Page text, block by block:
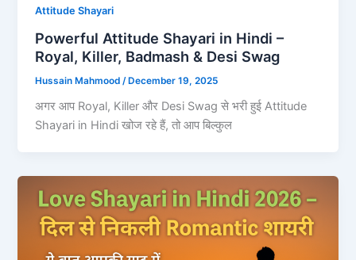
Attitude Shayari
Powerful Attitude Shayari in Hindi –
Royal, Killer, Badmash & Desi Swag
Hussain Mahmood /December 19, 2025
अगर आप Royal, Killer और Desi Swag से भरी हुई Attitude
Shayari in Hindi खोज रहे हैं, तो आप बिल्कुल